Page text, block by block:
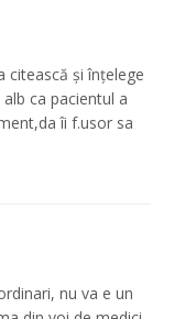
citească și înțelege
ca pacientul a
îi f.usor sa
nu va e un